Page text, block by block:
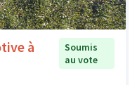
à
Soumis
au vote